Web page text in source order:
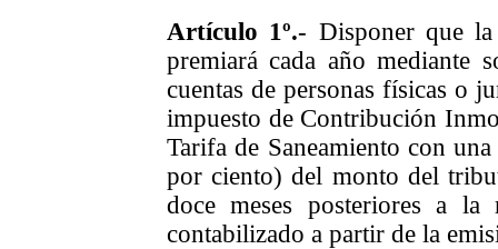
Artículo 1º.- Disponer que la
premiará cada año mediante
cuentas de personas físicas o
impuesto de Contribución
Tarifa de Saneamiento con
por ciento) del monto del
doce meses posteriores a la
contabilizado a partir de la